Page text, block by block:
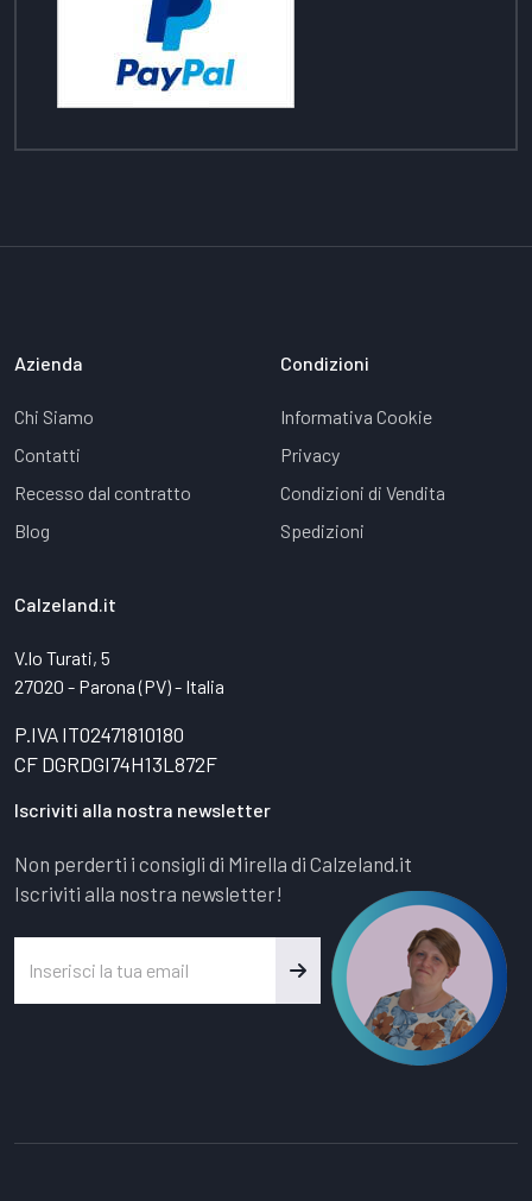
Azienda
Chi Siamo
Contatti
Recesso dal contratto
Blog
Condizioni
Informativa Cookie
Privacy
Condizioni di Vendita
Spedizioni
Calzeland.it
V.lo Turati, 5
27020 - Parona (PV) - Italia
P.IVA IT02471810180
CF DGRDGI74H13L872F
Iscriviti alla nostra newsletter
Non perderti i consigli di Mirella di Calzeland.it
Iscriviti alla nostra newsletter!